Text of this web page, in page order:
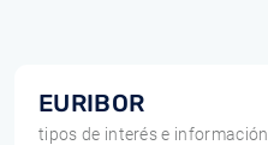
EURIBOR
tipos de interés e información